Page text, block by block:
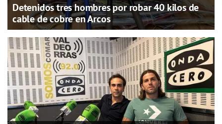
Detenidos tres hombres por robar 40 kilos de
cable de cobre en Arcos